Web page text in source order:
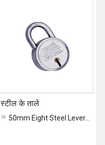
स्टील के ताले